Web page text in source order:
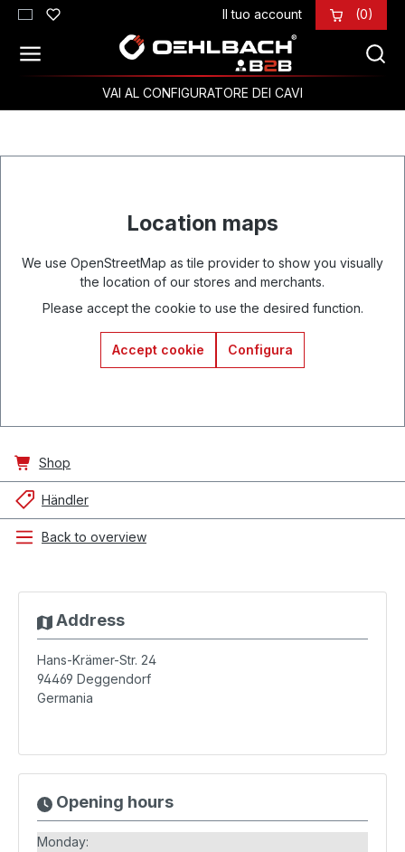
Passa al contenuto principale Il tuo account (0)
VAI AL CONFIGURATORE DEI CAVI
Location maps
We use OpenStreetMap as tile provider to show you visually
the location of our stores and merchants.
Please accept the cookie to use the desired function.
Accept cookie Configura
Shop
Händler
Back to overview
Address
Hans-Krämer-Str. 24
94469 Deggendorf
Germania
Opening hours
Monday: